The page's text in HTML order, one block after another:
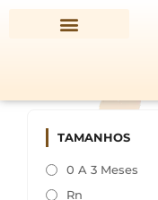
TAMANHOS
0 A 3 Meses
Rn